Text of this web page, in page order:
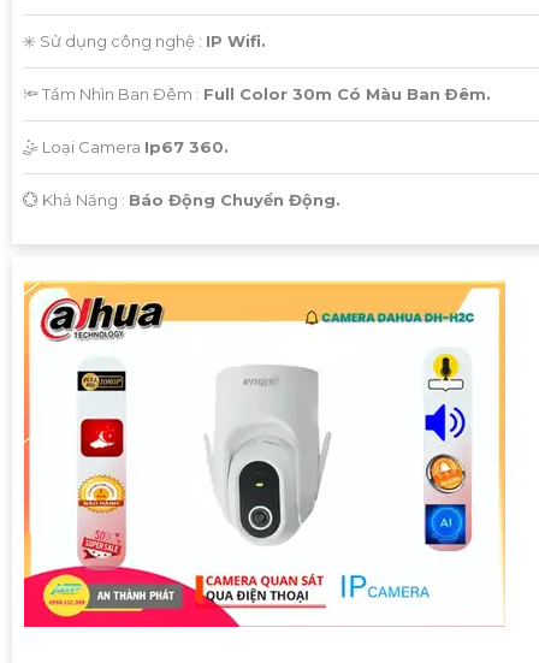
✳️ Sử dụng công nghệ : IP Wifi.
🔦 Tầm Nhìn Ban Đêm : Full Color 30m Có Màu Ban Ðêm.
🤹 Loại Camera Ip67 360.
️💮 Khả Năng : Báo Động Chuyển Động.